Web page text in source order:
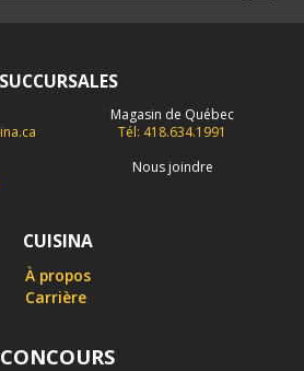
SUCCURSALES
Magasin de Québec
Tél: 418.634.1991
Nous joindre
CUISINA
À propos
Carrière
CONCOURS